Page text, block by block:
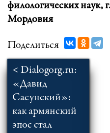
филологических наук,
Мордовия
Поделиться
< Dialogorg.ru:
«Давид
Сасунский»:
как армянский
эпос стал